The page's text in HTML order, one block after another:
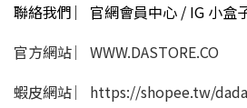
聯絡我們 ︳官網會員中心 / IG 小盒
官方網站 ︳WWW.DASTORE.CO
蝦皮網站 ︳https://shopee.tw/